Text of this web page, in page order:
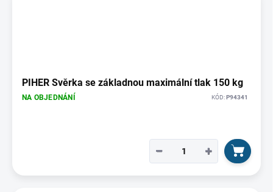
PIHER Svěrka se základnou maximální tlak 150 kg
NA OBJEDNÁNÍ KÓD:P94341
+
−